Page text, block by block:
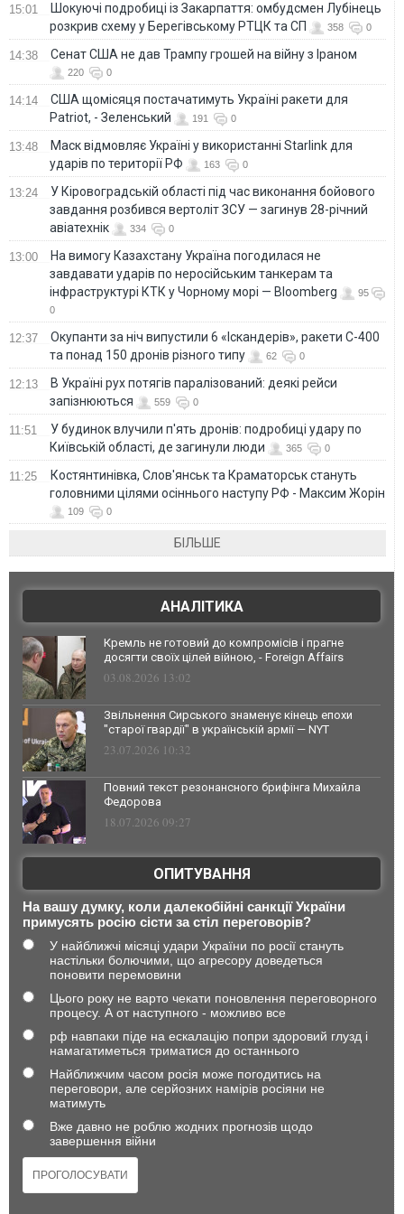
15:01
Шокуючі подробиці із Закарпаття: омбудсмен Лубінець
розкрив схему у Берегівському РТЦК та СП
358 0
14:38 Сенат США не дав Трампу грошей на війну з Іраном
220 0
14:14
США щомісяця постачатимуть Україні ракети для
Patriot, - Зеленський
191 0
13:48
Маск відмовляє Україні у використанні Starlink для
ударів по території РФ
163 0
13:24
У Кіровоградській області під час виконання бойового
завдання розбився вертоліт ЗСУ — загинув 28-річний
авіатехнік
334 0
13:00
На вимогу Казахстану Україна погодилася не
завдавати ударів по неросійським танкерам та
інфраструктурі КТК у Чорному морі — Bloomberg
95
0
12:37
Окупанти за ніч випустили 6 «Іскандерів», ракети С-400
та понад 150 дронів різного типу
62 0
12:13
В Україні рух потягів паралізований: деякі рейси
запізнюються
559 0
11:51
У будинок влучили п'ять дронів: подробиці удару по
Київській області, де загинули люди
365 0
11:25
Костянтинівка, Слов'янськ та Краматорськ стануть
головними цілями осіннього наступу РФ - Максим Жорін
109 0
БІЛЬШЕ
АНАЛІТИКА
Кремль не готовий до компромісів і прагне
досягти своїх цілей війною, - Foreign Affairs
03.08.2026 13:02
Звільнення Сирського знаменує кінець епохи
"старої гвардії" в українській армії — NYT
23.07.2026 10:32
Повний текст резонансного брифінга Михайла
Федорова
18.07.2026 09:27
ОПИТУВАННЯ
На вашу думку, коли далекобійні санкції України
примусять росію сісти за стіл переговорів?
У найближчі місяці удари України по росії стануть
настільки болючими, що агресору доведеться
поновити перемовини
Цього року не варто чекати поновлення переговорного
процесу. А от наступного - можливо все
рф навпаки піде на ескалацію попри здоровий глузд і
намагатиметься триматися до останнього
Найближчим часом росія може погодитись на
переговори, але серйозних намірів росіяни не
матимуть
Вже давно не роблю жодних прогнозів щодо
завершення війни